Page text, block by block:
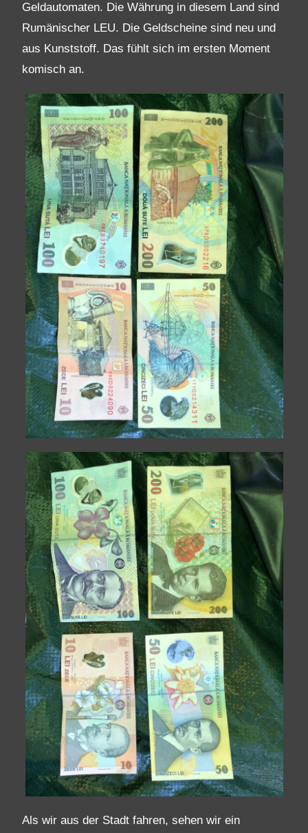
Geldautomaten. Die Währung in diesem Land sind
Rumänischer LEU. Die Geldscheine sind neu und
aus Kunststoff. Das fühlt sich im ersten Moment
komisch an.
Als wir aus der Stadt fahren, sehen wir ein